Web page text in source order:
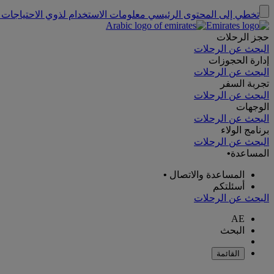
تخطي إلى المحتوى الرئيسي معلومات الاستخدام لذوي
حجز الرحلات
البحث عن الرحلات
إدارة الحجوزات
البحث عن الرحلات
تجربة السفر
البحث عن الرحلات
الوجهات
البحث عن الرحلات
برنامج الولاء
البحث عن الرحلات
المساعدة•
المساعدة والاتصال •
أسئلتكم
البحث عن الرحلات
AE
البحث
القائمة